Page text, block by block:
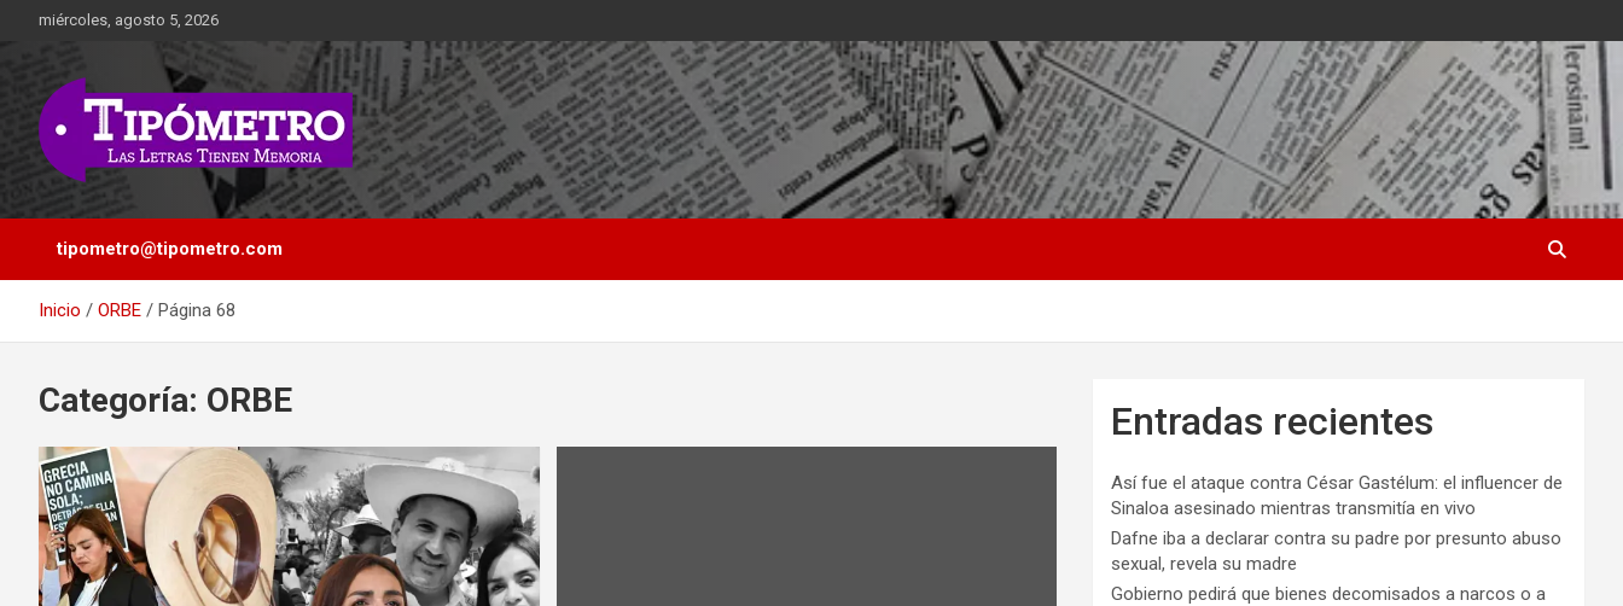
miércoles, agosto 5, 2026
Tipometro
Las Letras Tienen Memoria
tipometro@tipometro.com
Inicio ORBE Página 68
Categoría: ORBE Entradas recientes
Así fue el ataque contra César Gastélum: el influencer de
Sinaloa asesinado mientras transmitía en vivo
Dafne iba a declarar contra su padre por presunto abuso
sexual, revela su madre
Gobierno pedirá que bienes decomisados a narcos o a